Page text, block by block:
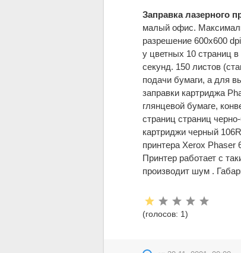
Заправка лазерного
малый офис.
разрешение 600x600
у цветных 10 страниц в
секунд. 150 листов
подачи бумаги, а для
заправки картриджа
глянцевой бумаге,
страниц страниц
картриджи черный
принтера Xerox
Принтер работает c
производит шум .
Рейтинг:
(голосов: 1)